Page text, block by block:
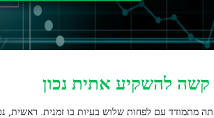
מתמודד עם לפחות שלוש בעיות בו זמנית. ראשית,